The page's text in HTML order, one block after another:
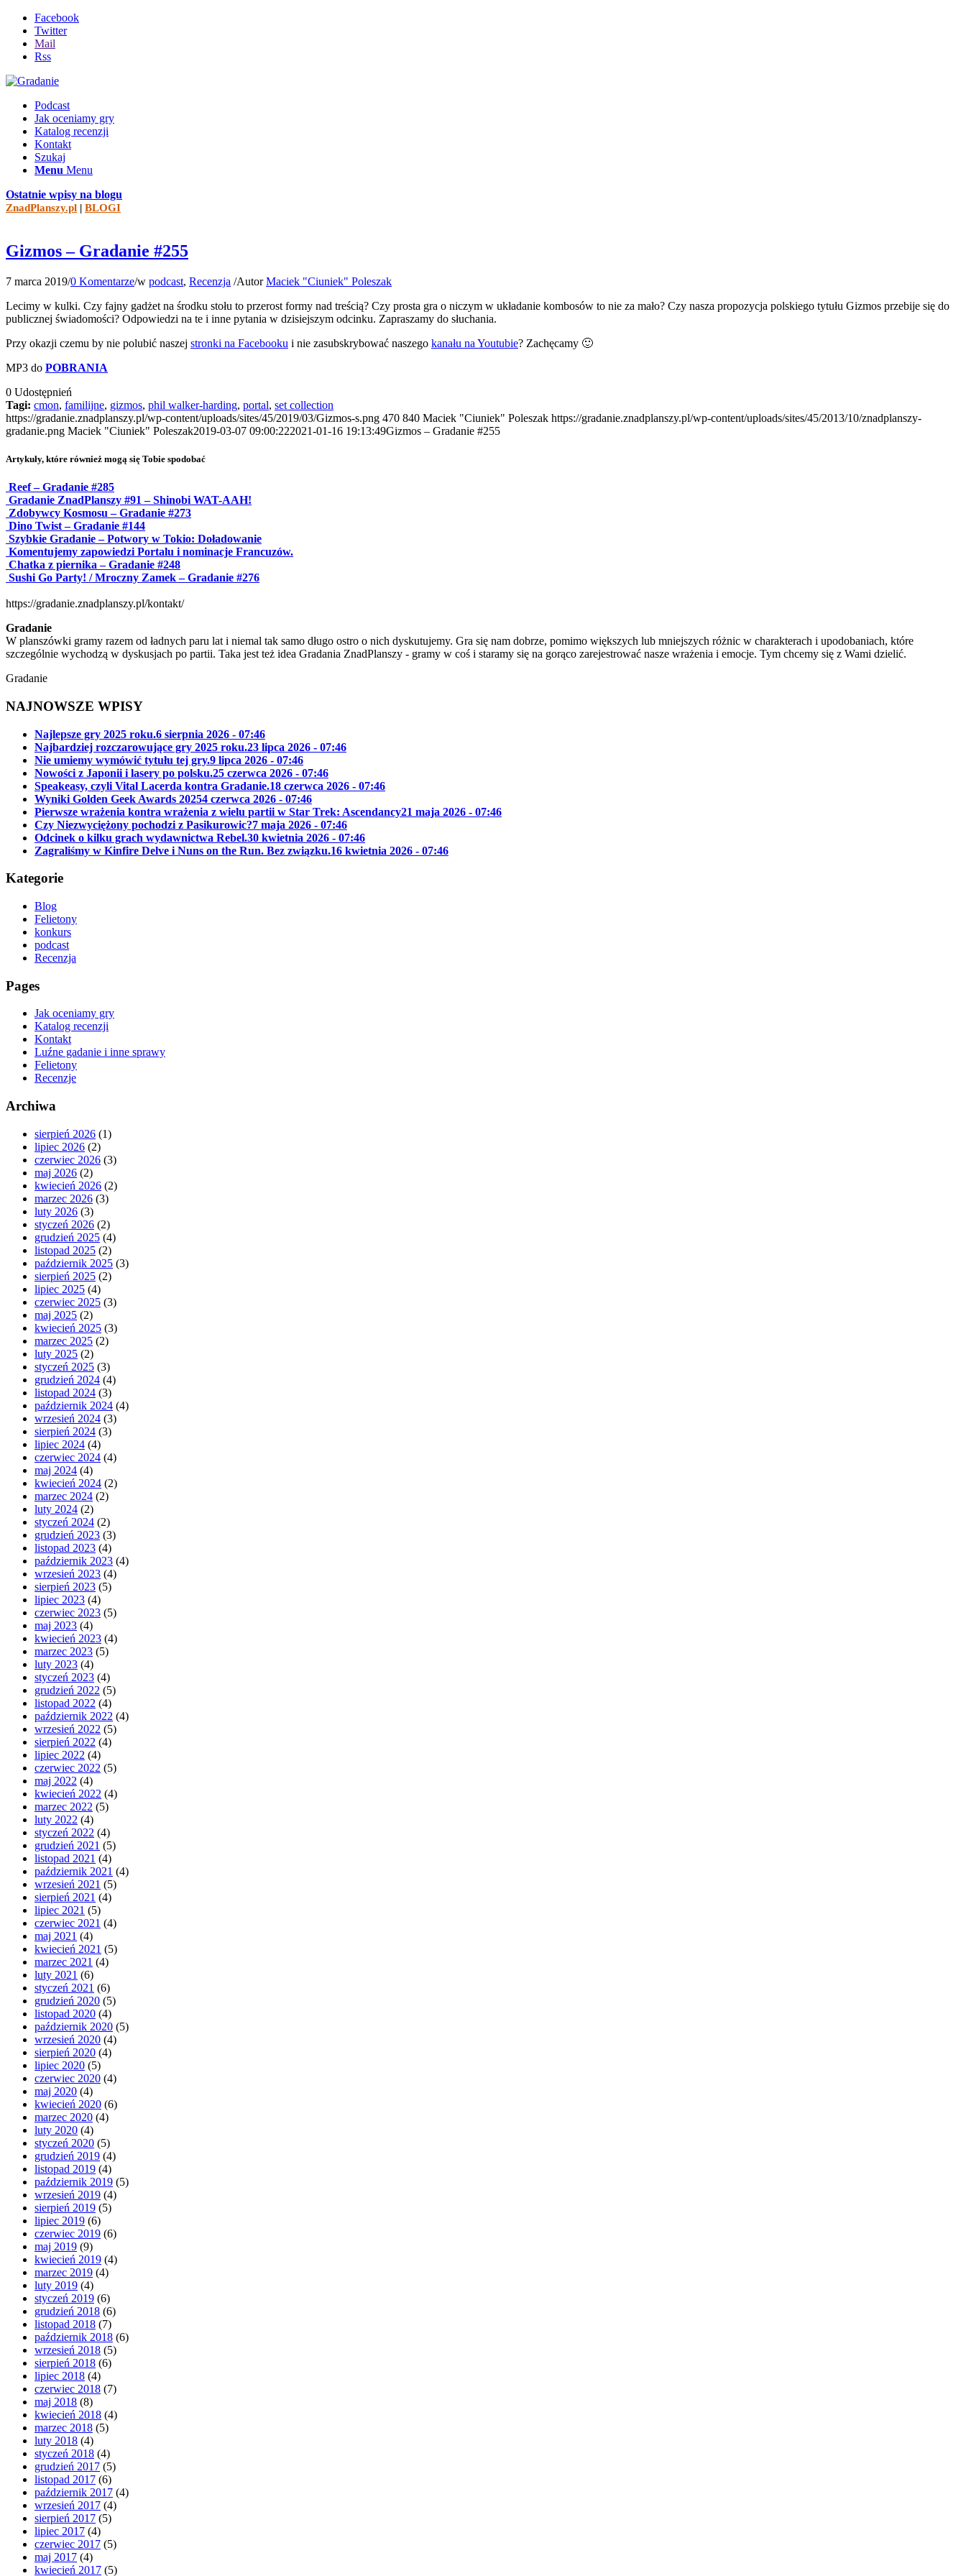
Facebook
Twitter
Mail
Rss
Podcast
Jak oceniamy gry
Katalog recenzji
Kontakt
Szukaj
Menu Menu
Ostatnie wpisy na blogu
ZnadPlanszy.pl | BLOGI
Gizmos – Gradanie #255
7 marca 2019/0 Komentarze/w podcast, Recenzja /AutorMaciek "Ciuniek" Poleszak
Lecimy w kulki. Czy fajny gadżet na środku stołu to przerost formy nad treścią? Czy prosta gra o niczym w układanie kombosów to nie za mało? Czy nasza propozycja polskiego tytułu Gizmos przebije się do
publicznej świadomości? Odpowiedzi na te i inne pytania w dzisiejszym odcinku. Zapraszamy do słuchania.
Przy okazji czemu by nie polubić naszej stronki na Facebooku i nie zasubskrybować naszego kanału na Youtubie? Zachęcamy 🙂
MP3 do POBRANIA
0 Udostępnień
Tagi: cmon, familijne, gizmos, phil walker-harding, portal, set collection
https://gradanie.znadplanszy.pl/wp-content/uploads/sites/45/2019/03/Gizmos-s.png 470 840 Maciek "Ciuniek" Poleszak https://gradanie.znadplanszy.pl/wp-content/uploads/sites/45/2013/10/znadplanszy-
gradanie.png Maciek "Ciuniek" Poleszak2019-03-07 09:00:222021-01-16 19:13:49Gizmos – Gradanie #255
Artykuły, które również mogą się Tobie spodobać
Reef – Gradanie #285
Gradanie ZnadPlanszy #91 – Shinobi WAT-AAH!
Zdobywcy Kosmosu – Gradanie #273
Dino Twist – Gradanie #144
Szybkie Gradanie – Potwory w Tokio: Doładowanie
Komentujemy zapowiedzi Portalu i nominacje Francuzów.
Chatka z piernika – Gradanie #248
Sushi Go Party! / Mroczny Zamek – Gradanie #276
https://gradanie.znadplanszy.pl/kontakt/
Gradanie
W planszówki gramy razem od ładnych paru lat i niemal tak samo długo ostro o nich dyskutujemy. Gra się nam dobrze, pomimo większych lub mniejszych różnic w charakterach i upodobaniach, które
szczególnie wychodzą w dyskusjach po partii. Taka jest też idea Gradania ZnadPlanszy - gramy w coś i staramy się na gorąco zarejestrować nasze wrażenia i emocje. Tym chcemy się z Wami dzielić.
Gradanie
NAJNOWSZE WPISY
Najlepsze gry 2025 roku.6 sierpnia 2026 - 07:46
Najbardziej rozczarowujące gry 2025 roku.23 lipca 2026 - 07:46
Nie umiemy wymówić tytułu tej gry.9 lipca 2026 - 07:46
Nowości z Japonii i lasery po polsku.25 czerwca 2026 - 07:46
Speakeasy, czyli Vital Lacerda kontra Gradanie.18 czerwca 2026 - 07:46
Wyniki Golden Geek Awards 20254 czerwca 2026 - 07:46
Pierwsze wrażenia kontra wrażenia z wielu partii w Star Trek: Ascendancy21 maja 2026 - 07:46
Czy Niezwyciężony pochodzi z Pasikurowic?7 maja 2026 - 07:46
Odcinek o kilku grach wydawnictwa Rebel.30 kwietnia 2026 - 07:46
Zagraliśmy w Kinfire Delve i Nuns on the Run. Bez związku.16 kwietnia 2026 - 07:46
Kategorie
Blog
Felietony
konkurs
podcast
Recenzja
Pages
Jak oceniamy gry
Katalog recenzji
Kontakt
Luźne gadanie i inne sprawy
Felietony
Recenzje
Archiwa
sierpień 2026 (1)
lipiec 2026 (2)
czerwiec 2026 (3)
maj 2026 (2)
kwiecień 2026 (2)
marzec 2026 (3)
luty 2026 (3)
styczeń 2026 (2)
grudzień 2025 (4)
listopad 2025 (2)
październik 2025 (3)
sierpień 2025 (2)
lipiec 2025 (4)
czerwiec 2025 (3)
maj 2025 (2)
kwiecień 2025 (3)
marzec 2025 (2)
luty 2025 (2)
styczeń 2025 (3)
grudzień 2024 (4)
listopad 2024 (3)
październik 2024 (4)
wrzesień 2024 (3)
sierpień 2024 (3)
lipiec 2024 (4)
czerwiec 2024 (4)
maj 2024 (4)
kwiecień 2024 (2)
marzec 2024 (2)
luty 2024 (2)
styczeń 2024 (2)
grudzień 2023 (3)
listopad 2023 (4)
październik 2023 (4)
wrzesień 2023 (4)
sierpień 2023 (5)
lipiec 2023 (4)
czerwiec 2023 (5)
maj 2023 (4)
kwiecień 2023 (4)
marzec 2023 (5)
luty 2023 (4)
styczeń 2023 (4)
grudzień 2022 (5)
listopad 2022 (4)
październik 2022 (4)
wrzesień 2022 (5)
sierpień 2022 (4)
lipiec 2022 (4)
czerwiec 2022 (5)
maj 2022 (4)
kwiecień 2022 (4)
marzec 2022 (5)
luty 2022 (4)
styczeń 2022 (4)
grudzień 2021 (5)
listopad 2021 (4)
październik 2021 (4)
wrzesień 2021 (5)
sierpień 2021 (4)
lipiec 2021 (5)
czerwiec 2021 (4)
maj 2021 (4)
kwiecień 2021 (5)
marzec 2021 (4)
luty 2021 (6)
styczeń 2021 (6)
grudzień 2020 (5)
listopad 2020 (4)
październik 2020 (5)
wrzesień 2020 (4)
sierpień 2020 (4)
lipiec 2020 (5)
czerwiec 2020 (4)
maj 2020 (4)
kwiecień 2020 (6)
marzec 2020 (4)
luty 2020 (4)
styczeń 2020 (5)
grudzień 2019 (4)
listopad 2019 (4)
październik 2019 (5)
wrzesień 2019 (4)
sierpień 2019 (5)
lipiec 2019 (6)
czerwiec 2019 (6)
maj 2019 (9)
kwiecień 2019 (4)
marzec 2019 (4)
luty 2019 (4)
styczeń 2019 (6)
grudzień 2018 (6)
listopad 2018 (7)
październik 2018 (6)
wrzesień 2018 (5)
sierpień 2018 (6)
lipiec 2018 (4)
czerwiec 2018 (7)
maj 2018 (8)
kwiecień 2018 (4)
marzec 2018 (5)
luty 2018 (4)
styczeń 2018 (4)
grudzień 2017 (5)
listopad 2017 (6)
październik 2017 (4)
wrzesień 2017 (4)
sierpień 2017 (5)
lipiec 2017 (4)
czerwiec 2017 (5)
maj 2017 (4)
kwiecień 2017 (5)